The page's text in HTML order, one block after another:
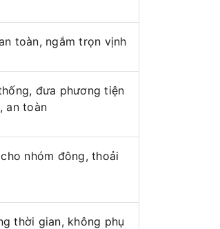
toàn, ngắm trọn vịnh
đưa phương tiện
an toàn
nhóm đông, thoải
thời gian, không phụ